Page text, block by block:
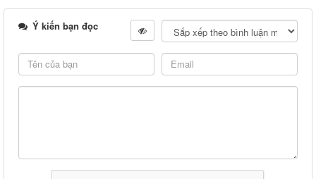
Ý kiến bạn đọc